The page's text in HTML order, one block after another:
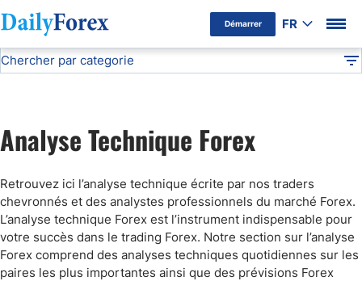
Démarrer FR
Avertissement Publicitaire
Chercher par categorie
Cours de l’or
Signaux de Trading
Prévision Forex
Analyse Technique Forex
Retrouvez ici l’analyse technique écrite par nos traders
chevronnés et des analystes professionnels du marché Forex.
L’analyse technique Forex est l’instrument indispensable pour
votre succès dans le trading Forex. Notre section sur l’analyse
Forex comprend des analyses techniques quotidiennes sur les
paires les plus importantes ainsi que des prévisions Forex